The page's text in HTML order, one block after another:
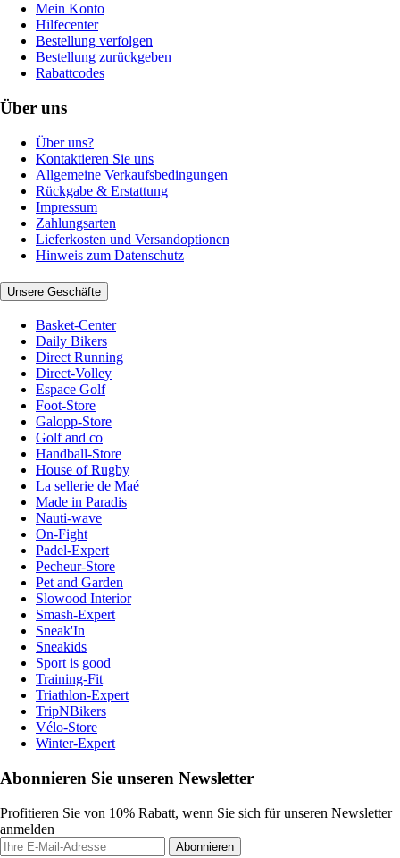
Mein Konto
Hilfecenter
Bestellung verfolgen
Bestellung zurückgeben
Rabattcodes
Über uns
Über uns?
Kontaktieren Sie uns
Allgemeine Verkaufsbedingungen
Rückgabe & Erstattung
Impressum
Zahlungsarten
Lieferkosten und Versandoptionen
Hinweis zum Datenschutz
Unsere Geschäfte
Basket-Center
Daily Bikers
Direct Running
Direct-Volley
Espace Golf
Foot-Store
Galopp-Store
Golf and co
Handball-Store
House of Rugby
La sellerie de Maé
Made in Paradis
Nauti-wave
On-Fight
Padel-Expert
Pecheur-Store
Pet and Garden
Slowood Interior
Smash-Expert
Sneak'In
Sneakids
Sport is good
Training-Fit
Triathlon-Expert
TripNBikers
Vélo-Store
Winter-Expert
Abonnieren Sie unseren Newsletter
Profitieren Sie von 10% Rabatt, wenn Sie sich für unseren Newsletter
anmelden
Abonnieren